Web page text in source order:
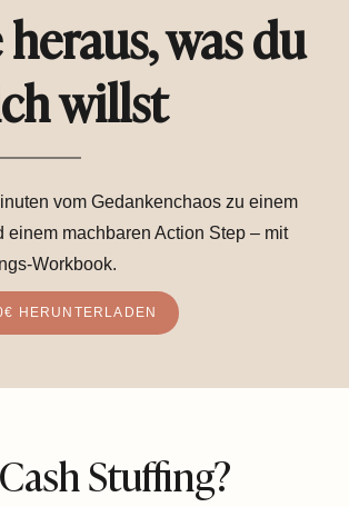
was du
willst
vom Gedankenchaos zu einem
einem machbaren Action Step – mit
Workbook.
HERUNTERLADEN
Stuffing?